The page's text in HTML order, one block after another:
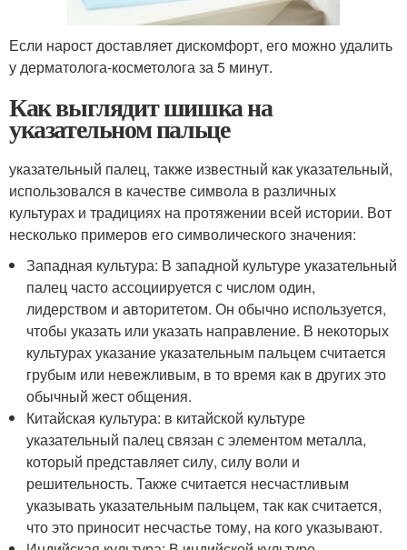
Если нарост доставляет дискомфорт, его можно удалить
у дерматолога-косметолога за 5 минут.
Как выглядит шишка на
указательном пальце
указательный палец, также известный как указательный,
использовался в качестве символа в различных
культурах и традициях на протяжении всей истории. Вот
несколько примеров его символического значения:
Западная культура: В западной культуре указательный
палец часто ассоциируется с числом один,
лидерством и авторитетом. Он обычно используется,
чтобы указать или указать направление. В некоторых
культурах указание указательным пальцем считается
грубым или невежливым, в то время как в других это
обычный жест общения.
Китайская культура: в китайской культуре
указательный палец связан с элементом металла,
который представляет силу, силу воли и
решительность. Также считается несчастливым
указывать указательным пальцем, так как считается,
что это приносит несчастье тому, на кого указывают.